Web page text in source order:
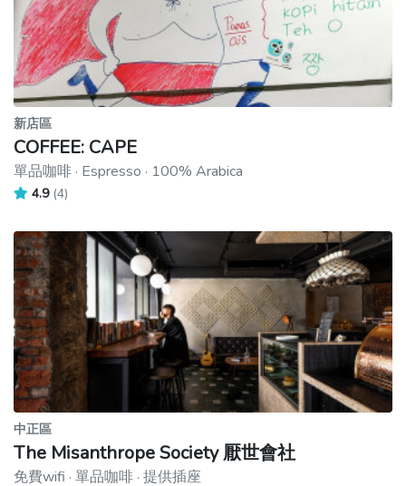
新店區
COFFEE: CAPE
單品咖啡 · Espresso · 100% Arabica
4.9 (4)
中正區
The Misanthrope Society 厭世會社
免費wifi · 單品咖啡 · 提供插座